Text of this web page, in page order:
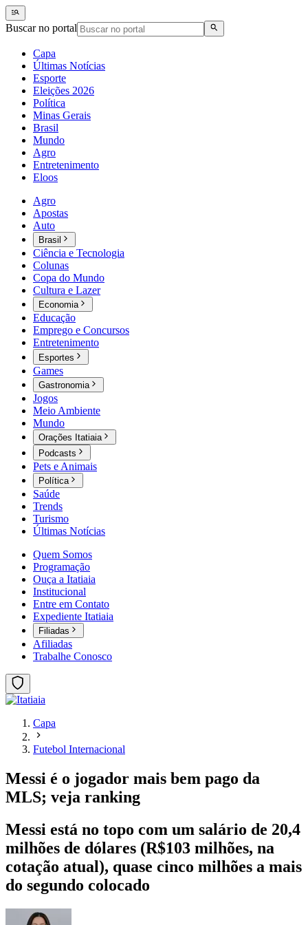
Buscar no portal
Capa
Últimas Notícias
Esporte
Eleições 2026
Política
Minas Gerais
Brasil
Mundo
Agro
Entretenimento
Eloos
Agro
Apostas
Auto
Brasil
Ciência e Tecnologia
Colunas
Copa do Mundo
Cultura e Lazer
Economia
Educação
Emprego e Concursos
Entretenimento
Esportes
Games
Gastronomia
Jogos
Meio Ambiente
Mundo
Orações Itatiaia
Podcasts
Pets e Animais
Política
Saúde
Trends
Turismo
Últimas Notícias
Quem Somos
Programação
Ouça a Itatiaia
Institucional
Entre em Contato
Expediente Itatiaia
Filiadas
Afiliadas
Trabalhe Conosco
Capa
Futebol Internacional
Messi é o jogador mais bem pago da
MLS; veja ranking
Messi está no topo com um salário de 20,4
milhões de dólares (R$103 milhões, na
cotação atual), quase cinco milhões a mais
do segundo colocado